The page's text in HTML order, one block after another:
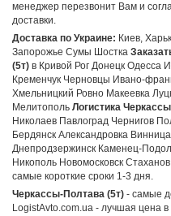
менеджер перезвонит Вам и
доставки.
Доставка по Украине: Киев,
Запорожье Сумы Шостка
(5т) в Кривой Рог Донецк Одесса
Кременчук Черновцы Ивано-
Хмельницкий Ровно Макеевка
Мелитополь Логистика
Николаев Павлоград Чернигов
Бердянск Александровка
Днепродзержинск Каменец-
Никополь Новомосковск
самые короткие сроки 1-3 дня.
Черкассы-Полтава (5т) - самые
LogistAvto.com.ua - лучшая цена в